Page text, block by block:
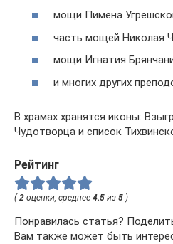
мощи Пимена
часть мощей Николая
мощи Игнатия
и многих других
В храмах хранятся иконы:
Чудотворца и список
Рейтинг
( 2 оценки, среднее 4.5 из 5 )
Понравилась статья?
Вам также может быть